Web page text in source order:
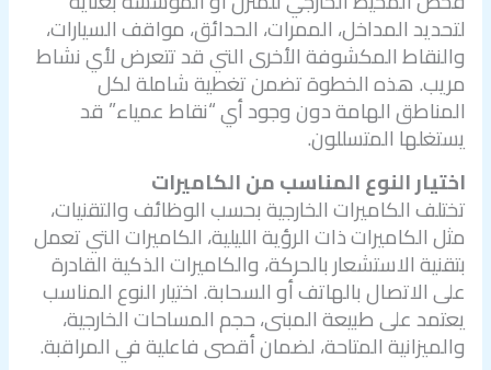
لتحديد المداخل، الممرات، الحدائق، مواقف السيارات،
والنقاط المكشوفة الأخرى التي قد تتعرض لأي نشاط
مريب. هذه الخطوة تضمن تغطية شاملة لكل
المناطق الهامة دون وجود أي “نقاط عمياء” قد
يستغلها المتسللون.
اختيار النوع المناسب من الكاميرات
تختلف الكاميرات الخارجية بحسب الوظائف والتقنيات،
مثل الكاميرات ذات الرؤية الليلية، الكاميرات التي تعمل
بتقنية الاستشعار بالحركة، والكاميرات الذكية القادرة
على الاتصال بالهاتف أو السحابة. اختيار النوع المناسب
يعتمد على طبيعة المبنى، حجم المساحات الخارجية،
والميزانية المتاحة، لضمان أقصى فاعلية في المراقبة.